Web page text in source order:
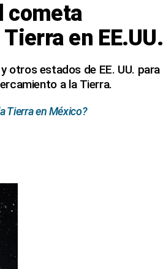
cometa
en EE.UU.
otros estados de EE. UU. para
a la Tierra.
Tierra en México?